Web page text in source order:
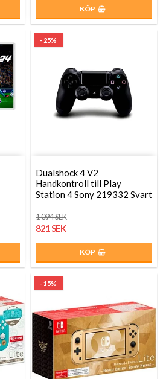
KÖP
- 25%
Dualshock 4 V2
Handkontroll till Play
Station 4 Sony 219332 Svart
1 094 SEK
821 SEK
KÖP
- 15%